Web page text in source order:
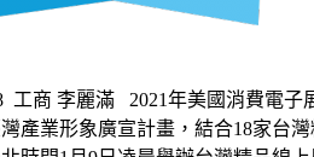
工商 李麗滿 2021年美國消費電
產業形象廣宣計畫，結合18家台